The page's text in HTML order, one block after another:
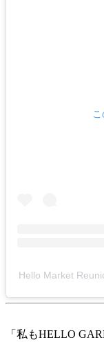
Hello Market
「私もHELLO